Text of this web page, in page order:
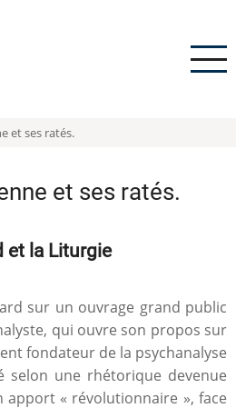
et ses ratés.
et ses ratés.
et la Liturgie
sur un ouvrage grand public
qui ouvre son propos sur
fondateur de la psychanalyse
une rhétorique devenue
apport « révolutionnaire », face